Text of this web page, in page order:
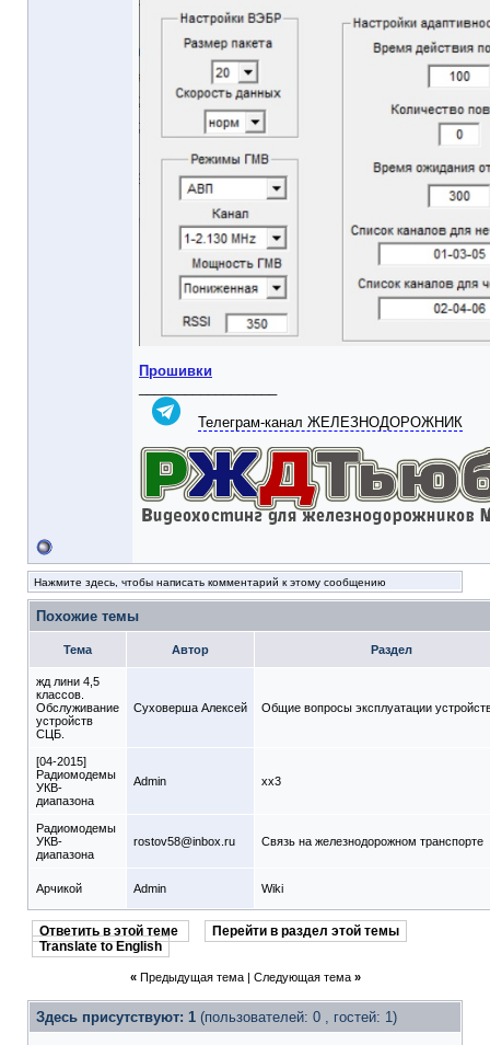
Прошивки
Телеграм-канал ЖЕЛЕЗНОДОРОЖНИК
Нажмите здесь, чтобы написать комментарий к этому сообщению
Похожие темы
Тема Автор Раздел
жд лини 4,5
классов.
Обслуживание
устройств
СЦБ.
Суховерша Алексей Общие вопросы эксплуатации
[04-2015]
Радиомодемы
УКВ-
диапазона
Admin xx3
Радиомодемы
УКВ-
диапазона
rostov58@inbox.ru Связь на железнодорожном транспорте
Арчикой Admin Wiki
Ответить в этой теме
Перейти в раздел этой темы
Translate to English
« Предыдущая тема| Следующая тема »
Здесь присутствуют: 1 (пользователей: 0 , гостей: 1)